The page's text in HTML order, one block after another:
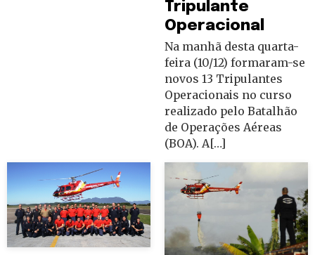
Tripulante
Operacional
Na manhã desta quarta-
feira (10/12) formaram-se
novos 13 Tripulantes
Operacionais no curso
realizado pelo Batalhão
de Operações Aéreas
(BOA). A[…]